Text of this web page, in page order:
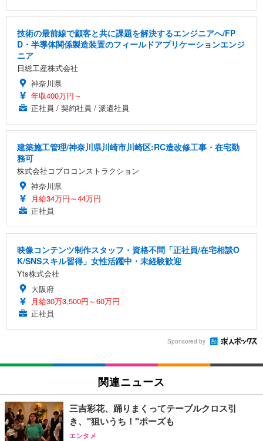
技術の最前線で顧客と共に課題を解決するエンジニアへ/FP
D・半導体関係製造装置のフィールドアプリケーションエンジ
ニア
日総工産株式会社
神奈川県
年収400万円～
正社員 / 契約社員 / 派遣社員
建築施工管理/神奈川県川崎市川崎区:RC造改修工事・在宅勤
務可
株式会社コプロコンストラクション
神奈川県
月給34万円～44万円
正社員
映像コンテンツ制作スタッフ・資格不問「正社員/在宅相談O
K/SNSスキル習得」女性活躍中・未経験歓迎
Yts株式会社
大阪府
月給30万3,500円～60万円
正社員
Sponsored by
関連ニュース
三吉彩花、踊りまくってテーブルクロス引
き、"狙いうち！"ポーズも
エンタメ